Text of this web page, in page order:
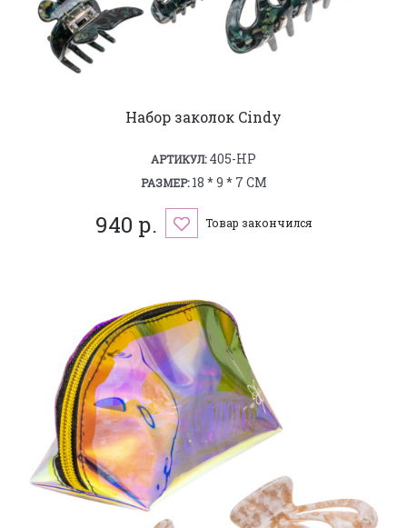
Набор заколок Cindy
АРТИКУЛ:405-HP
РАЗМЕР:18 * 9 * 7 СМ
940 р. Товар закончился